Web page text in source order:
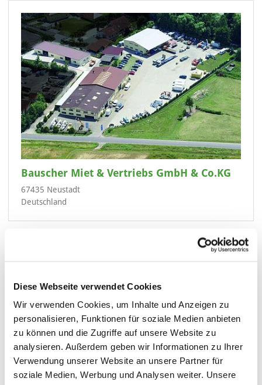
Diese Webseite verwendet Cookies
Wir verwenden Cookies, um Inhalte und Anzeigen zu
personalisieren, Funktionen für soziale Medien anbieten
zu können und die Zugriffe auf unsere Website zu
analysieren. Außerdem geben wir Informationen zu Ihrer
Verwendung unserer Website an unsere Partner für
soziale Medien, Werbung und Analysen weiter. Unsere
Bauscher Miet & Vertriebs GmbH & Co.KG
67435 Neustadt
Deutschland
Bauscher Miet & Vertriebs GmbH & CoKG
NL Mannheim
68165 Mannheim
Deutschland